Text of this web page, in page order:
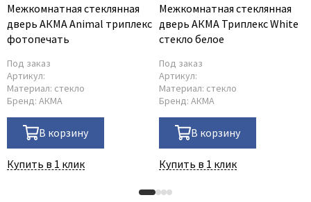
Межкомнатная стеклянная
дверь АКМА Animal триплекс
фотопечать
Под заказ
Артикул:
Материал: стекло
Бренд: АКМА
В корзину
Купить в 1 клик
Межкомнатная стеклянная
дверь АКМА Триплекс White
стекло белое
Под заказ
Артикул:
Материал: стекло
Бренд: АКМА
В корзину
Купить в 1 клик